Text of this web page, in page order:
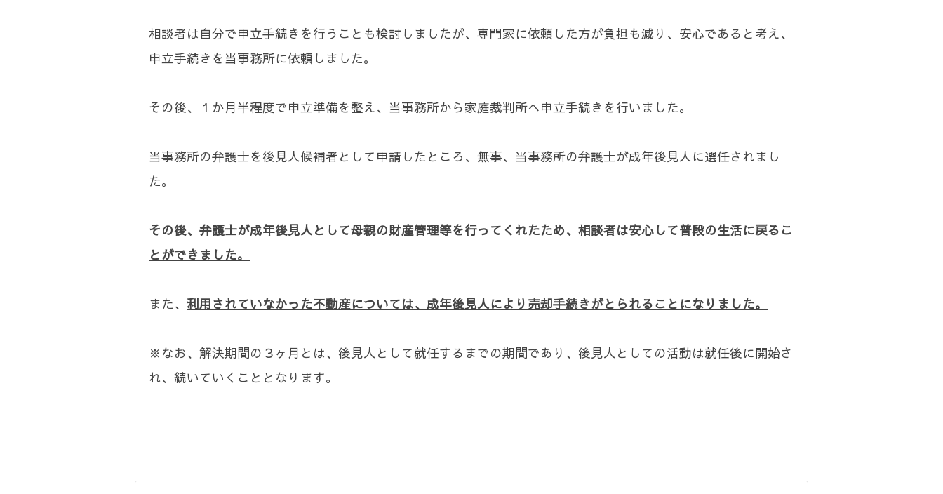
相談者は自分で申立手続きを行うことも検討しましたが、専門家に依頼した方が負担も減り、安心であると考え、
申立手続きを当事務所に依頼しました。
その後、１か月半程度で申立準備を整え、当事務所から家庭裁判所へ申立手続きを行いました。
当事務所の弁護士を後見人候補者として申請したところ、無事、当事務所の弁護士が成年後見人に選任されまし
た。
その後、弁護士が成年後見人として母親の財産管理等を行ってくれたため、相談者は安心して普段の生活に戻るこ
とができました。
また、 利用されていなかった不動産については、成年後見人により売却手続きがとられることになりました。
※なお、解決期間の３ヶ月とは、後見人として就任するまでの期間であり、後見人としての活動は就任後に開始さ
れ、続いていくこととなります。